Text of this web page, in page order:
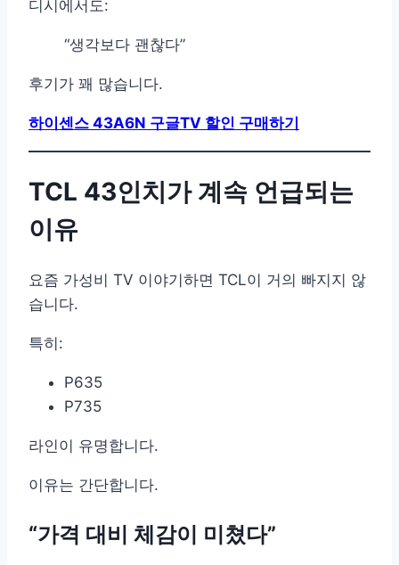
디시에서도:
“생각보다 괜찮다”
후기가 꽤 많습니다.
하이센스 43A6N 구글TV 할인 구매하기
TCL 43인치가 계속 언급되는
이유
요즘 가성비 TV 이야기하면 TCL이 거의 빠지지 않
습니다.
특히:
P635
P735
라인이 유명합니다.
이유는 간단합니다.
“가격 대비 체감이 미쳤다”